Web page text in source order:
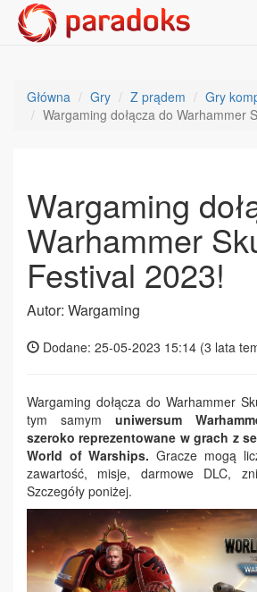
Główna Gry Z prądem Gry
Wargaming dołącza do Warhammer
Wargaming
Warhammer
Festival 2023!
Autor: Wargaming
Dodane: 25-05-2023 15:14 (3 lata
Wargaming dołącza do Warhammer
tym samym uniwersum
szeroko reprezentowane w grach z
World of Warships.Gracze mogą
zawartość, misje, darmowe DLC,
Szczegóły poniżej.